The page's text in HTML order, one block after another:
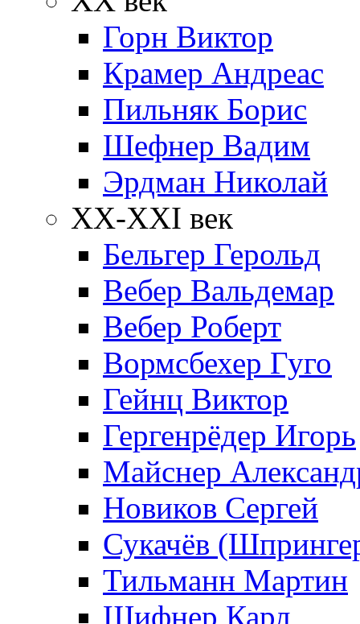
Горн Виктор
Крамер Андреас
Пильняк Борис
Шефнер Вадим
Эрдман Николай
ХХ-XXI век
Бельгер Герольд
Вебер Вальдемар
Вебер Роберт
Вормсбехер Гуго
Гейнц Виктор
Гергенрёдер Игорь
Майснер
Новиков Сергей
Сукачёв
Тильманн Мартин
Шифнер Карл